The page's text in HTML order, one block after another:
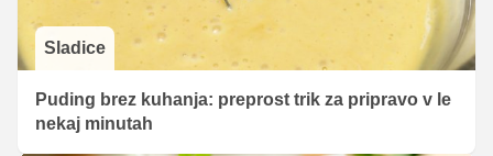
Sladice
Puding brez kuhanja: preprost trik za pripravo v le
nekaj minutah